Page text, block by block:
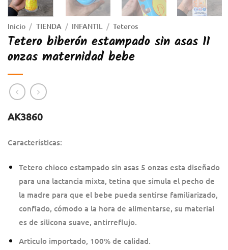
Inicio / TIENDA / INFANTIL / Teteros
Tetero biberón estampado sin asas 11
onzas maternidad bebe
AK3860
Características:
Tetero chioco estampado sin asas 5 onzas esta diseñado
para una lactancia mixta, tetina que simula el pecho de
la madre para que el bebe pueda sentirse familiarizado,
confiado, cómodo a la hora de alimentarse, su material
es de silicona suave, antirreflujo.
Articulo importado, 100% de calidad.